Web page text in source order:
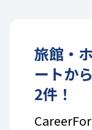
旅館・
ートか
2件！